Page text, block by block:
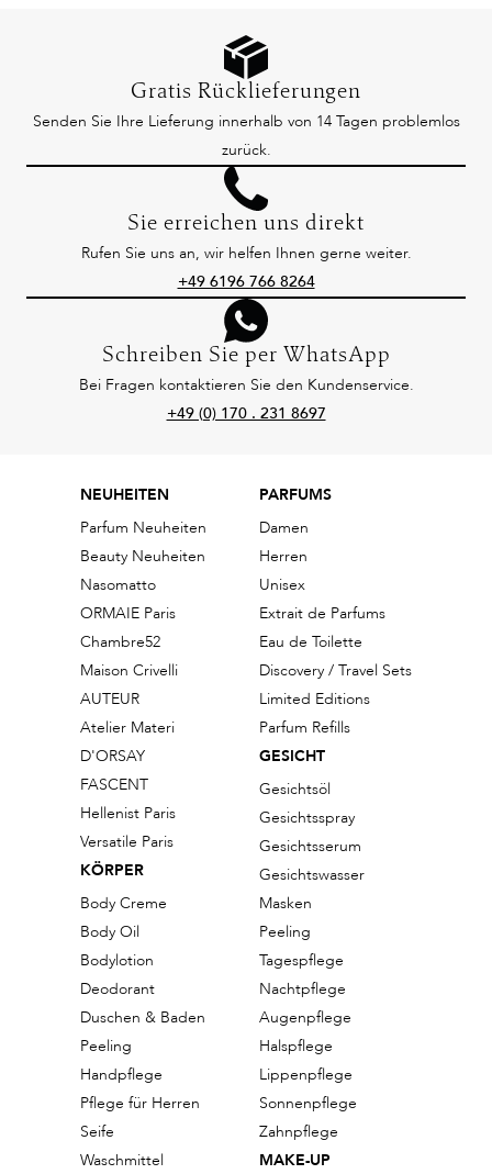
Gratis Rücklieferungen
Senden Sie Ihre Lieferung innerhalb von 14 Tagen problemlos
zurück.
Sie erreichen uns direkt
Rufen Sie uns an, wir helfen Ihnen gerne weiter.
+49 6196 766 8264
Schreiben Sie per WhatsApp
Bei Fragen kontaktieren Sie den Kundenservice.
+49 (0) 170 . 231 8697
NEUHEITEN
Parfum Neuheiten
Beauty Neuheiten
Nasomatto
ORMAIE Paris
Chambre52
Maison Crivelli
AUTEUR
Atelier Materi
D'ORSAY
FASCENT
Hellenist Paris
Versatile Paris
KÖRPER
Body Creme
Body Oil
Bodylotion
Deodorant
Duschen & Baden
Peeling
Handpflege
Pflege für Herren
Seife
Waschmittel
PARFUMS
Damen
Herren
Unisex
Extrait de Parfums
Eau de Toilette
Discovery / Travel Sets
Limited Editions
Parfum Refills
GESICHT
Gesichtsöl
Gesichtsspray
Gesichtsserum
Gesichtswasser
Masken
Peeling
Tagespflege
Nachtpflege
Augenpflege
Halspflege
Lippenpflege
Sonnenpflege
Zahnpflege
MAKE-UP